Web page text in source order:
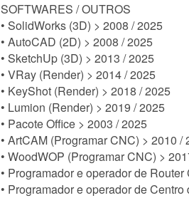
SOFTWARES / OUTROS
• SolidWorks (3D) > 2008 / 2025
• AutoCAD (2D) > 2008 / 2025
• SketchUp (3D) > 2013 / 2025
• VRay (Render) > 2014 / 2025
• KeyShot (Render) > 2018 / 2025
• Lumion (Render) > 2019 / 2025
• Pacote Office > 2003 / 2025
• ArtCAM (Programar CNC) > 2010 /
• WoodWOP (Programar CNC) >
• Programador e operador de
• Programador e operador de